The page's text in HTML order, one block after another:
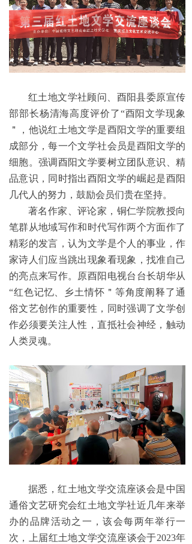
红土地文学社顾问、酉阳县委原宣传
部部长杨清海高度评价了“酉阳文学现象
＂，他说红土地文学是酉阳文学的重要组
成部分，每一个文学社会员是酉阳文学的
细胞。强调酉阳文学要树立团队意识、精
品意识，同时指出酉阳文学的崛起是酉阳
几代人的努力，鼓励会员们贵在坚持。
著名作家、评论家，铜仁学院教授向
笔群从地域写作和时代写作两个方面作了
精彩的发言，认为文学是个人的事业，作
家诗人们应当跳出现象看现象，找准自己
的亮点来写作。原酉阳电视台台长胡华从
“红色记忆、乡土情怀＂等角度阐释了通
俗文艺创作的重要性，同时强调了文学创
作必须要关注人性，直抵社会神经，触动
人类灵魂。
据悉，红土地文学交流座谈会是中国
通俗文艺研究会红土地文学社近几年来举
办的品牌活动之一，该会每两年举行一
次，上届红土地文学交流座谈会于2023年